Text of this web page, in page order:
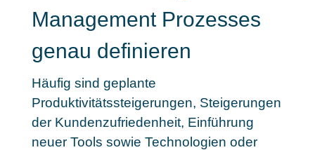
Management Prozesses
genau definieren
Häufig sind geplante
Produktivitätssteigerungen, Steigerungen
der Kundenzufriedenheit, Einführung
neuer Tools sowie Technologien oder